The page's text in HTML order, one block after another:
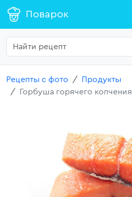
Поварок
Рецепты с фото
Продукты
Горбуша горячего копчения